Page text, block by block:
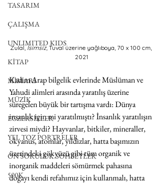
TASARIM
ÇALIŞMA
UNLIMITED KIDS
KİTAP
MİMARİ
MÜZİK
EGZERSİZLER
YEL TOZ PORTRELER
ON SORULUK SOHBETLER
500K
Zulal, İsimsiz, Tuval üzerine yağlıboya, 70 x 100 cm,
2021
Kadim Arap bilgelik evlerinde Müslüman ve
Yahudi alimleri arasında yaratılış üzerine
süregelen büyük bir tartışma vardı: Dünya
insanlık için mi yaratılmıştı? İnsanlık yaratılışın
zirvesi miydi? Hayvanlar, bitkiler, mineraller,
okyanus, atomlar, yıldızlar, hatta başımızın
üzerindeki gökyüzü gibi tüm organik ve
inorganik maddeleri sömürmek pahasına
doğayı kendi refahımız için kullanmalı, hatta